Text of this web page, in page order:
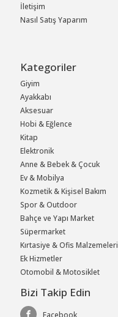
İletişim
Nasıl Satış Yaparım
Kategoriler
Giyim
Ayakkabı
Aksesuar
Hobi & Eğlence
Kitap
Elektronik
Anne & Bebek & Çocuk
Ev & Mobilya
Kozmetik & Kişisel Bakım
Spor & Outdoor
Bahçe ve Yapı Market
Süpermarket
Kırtasiye & Ofis Malzemeleri
Ek Hizmetler
Otomobil & Motosiklet
Bizi Takip Edin
Facebook